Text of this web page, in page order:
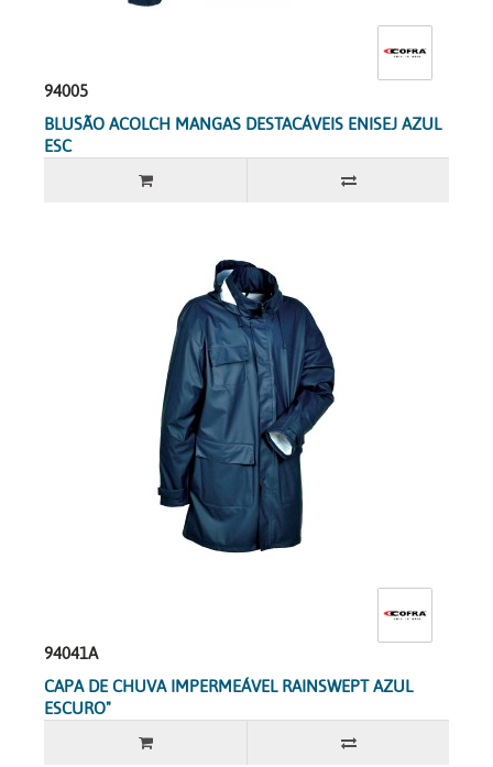
94005
BLUSÃO ACOLCH MANGAS DESTACÁVEIS ENISEJ AZUL
ESC
94041A
CAPA DE CHUVA IMPERMEÁVEL RAINSWEPT AZUL
ESCURO"